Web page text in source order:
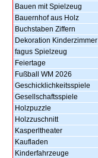
Bauen mit Spielzeug
Bauernhof aus Holz
Buchstaben Ziffern
Dekoration Kinderzimmer
fagus Spielzeug
Feiertage
Fußball WM 2026
Geschicklichkeitsspiele
Gesellschaftsspiele
Holzpuzzle
Holzzuschnitt
Kasperltheater
Kaufladen
Kinderfahrzeuge